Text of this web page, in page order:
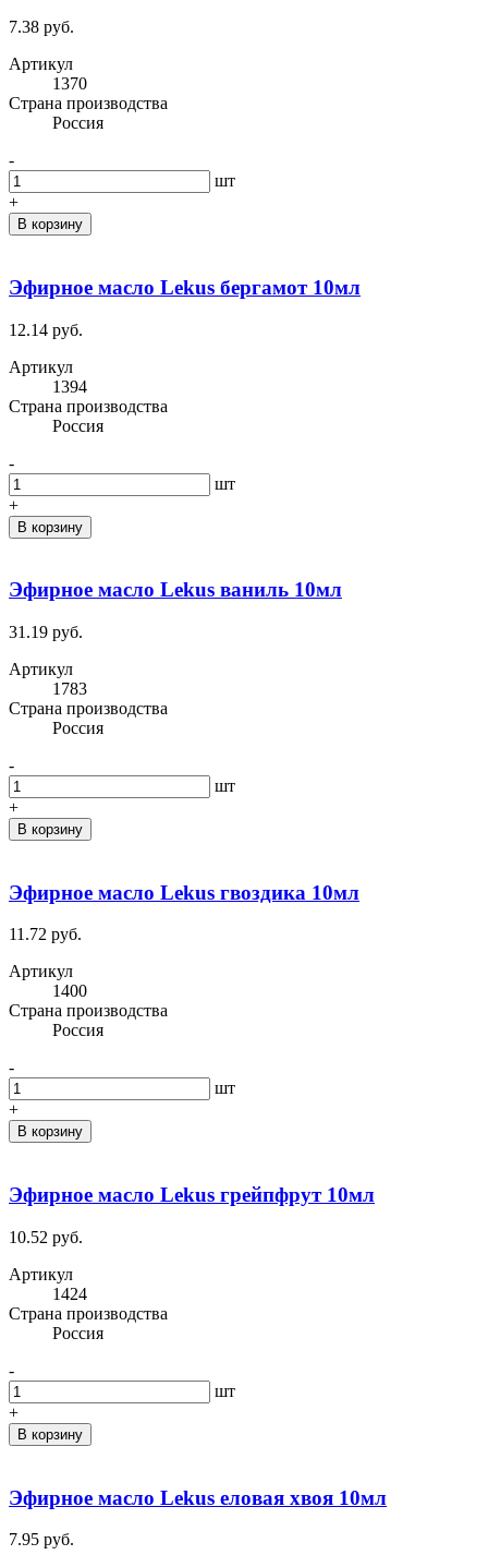
7.38 руб.
Артикул
1370
Cтрана производства
Россия
-
шт
+
В корзину
Эфирное масло Lekus бергамот 10мл
12.14 руб.
Артикул
1394
Cтрана производства
Россия
-
шт
+
В корзину
Эфирное масло Lekus ваниль 10мл
31.19 руб.
Артикул
1783
Cтрана производства
Россия
-
шт
+
В корзину
Эфирное масло Lekus гвоздика 10мл
11.72 руб.
Артикул
1400
Cтрана производства
Россия
-
шт
+
В корзину
Эфирное масло Lekus грейпфрут 10мл
10.52 руб.
Артикул
1424
Cтрана производства
Россия
-
шт
+
В корзину
Эфирное масло Lekus еловая хвоя 10мл
7.95 руб.